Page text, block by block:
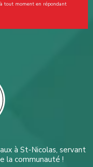
tout moment en répondant
à St-Nicolas, servant
la communauté !